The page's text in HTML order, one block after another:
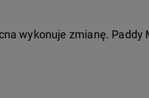
wykonuje zmianę.